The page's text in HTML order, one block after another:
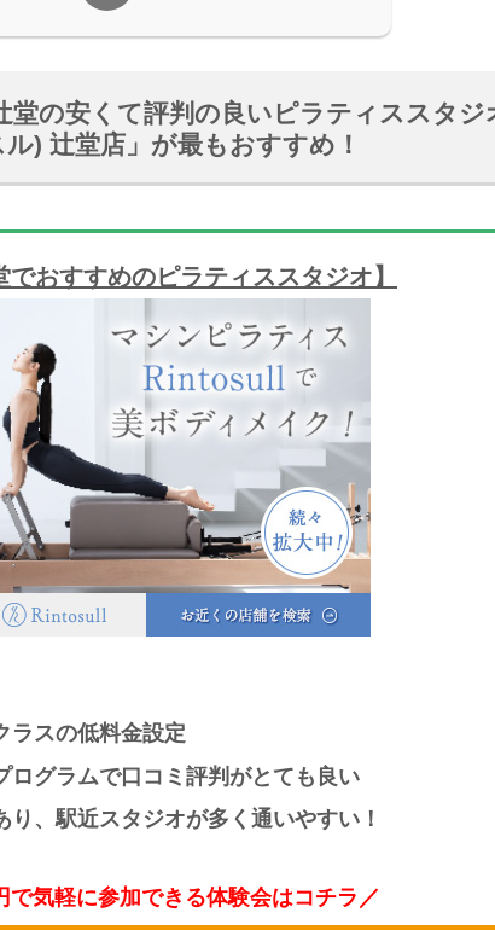
堂の安くて評判の良いピラティススタジ
) 辻堂店」が最もおすすめ！
でおすすめのピラティススタジオ】
ラスの低料金設定
ログラムで口コミ評判がとても良い
り、駅近スタジオが多く通いやすい！
で気軽に参加できる体験会はコチラ／